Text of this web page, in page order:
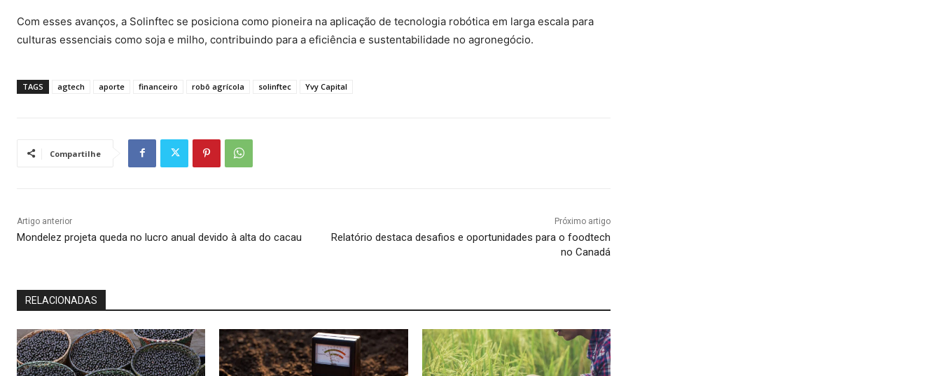
Com esses avanços, a Solinftec se posiciona como pioneira na aplicação de tecnologia robótica em larga escala para
culturas essenciais como soja e milho, contribuindo para a eficiência e sustentabilidade no agronegócio.
TAGS agtech aporte financeiro robô agrícola solinftec Yvy Capital
Compartilhe
Artigo anterior
Mondelez projeta queda no lucro anual devido à alta do cacau
Próximo artigo
Relatório destaca desafios e oportunidades para o foodtech
no Canadá
RELACIONADAS